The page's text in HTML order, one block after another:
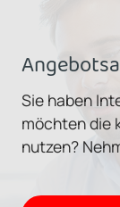
Sie haben
möchten die
nutzen?